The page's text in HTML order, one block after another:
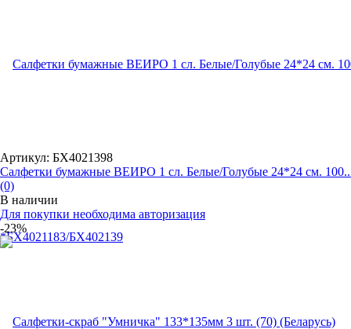
Артикул: БХ4021398
Салфетки бумажные ВЕИРО 1 сл. Белые/Голубые 24*24 см.
(0)
В наличии
Для покупки необходима авторизация
-23%